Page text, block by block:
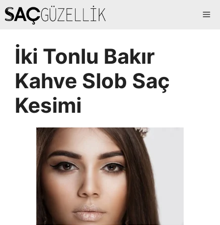
İçeriğe
atla
İki Tonlu Bakır
Kahve Slob Saç
Kesimi